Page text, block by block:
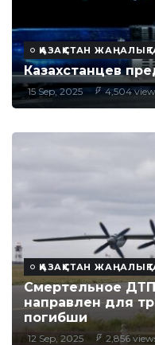
ҚАЗАҚСТАН
Казахстанцев
15 Sep, 2025 4,504
ҚАЗАҚСТАН
Смертельное
направлен для
погибши
12 Sep, 2025 2,856